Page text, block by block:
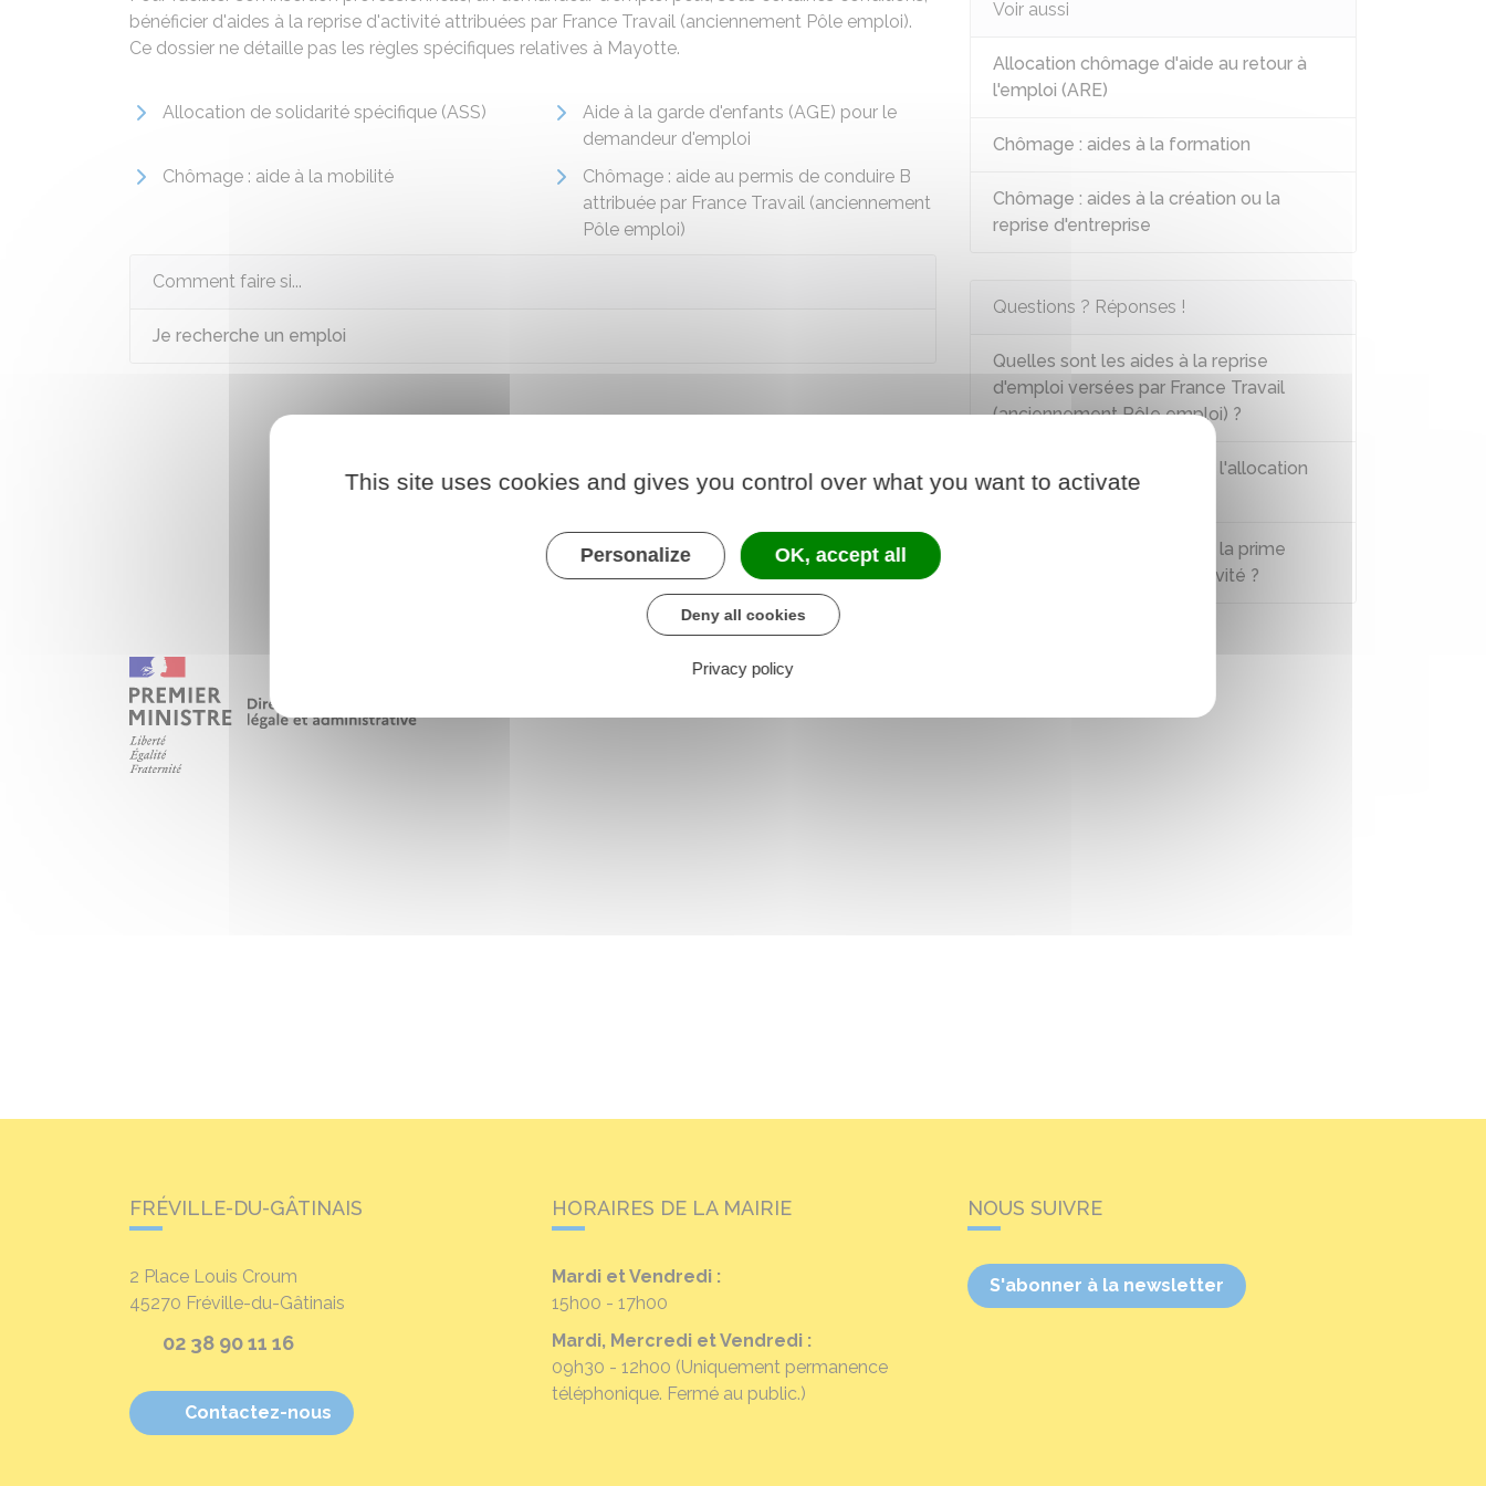
bénéficier d'aides à la reprise d'activité attribuées par France Travail (anciennement Pôle emploi).
Ce dossier ne détaille pas les règles spécifiques relatives à Mayotte.
Allocation de solidarité spécifique (ASS)
Aide à la garde d'enfants (AGE) pour le
demandeur d'emploi
Chômage : aide à la mobilité
Chômage : aide au permis de conduire B
attribuée par France Travail (anciennement
Pôle emploi)
Comment faire si...
Je recherche un emploi
Voir aussi
Allocation chômage d'aide au retour à
l'emploi (ARE)
Chômage : aides à la formation
Chômage : aides à la création ou la
reprise d'entreprise
Questions ? Réponses !
Quelles sont les aides à la reprise
d'emploi versées par France Travail
(anciennement Pôle emploi) ?
Peut-on encore demander l'allocation
équivalent retraite (AER) ?
Peut-on encore demander la prime
forfaitaire mensuelle d'activité ?
FRÉVILLE-DU-GÂTINAIS
2 Place Louis Croum
45270 Fréville-du-Gâtinais
02 38 90 11 16
Contactez-nous
HORAIRES DE LA MAIRIE
Mardi et Vendredi :
15h00 - 17h00
Mardi, Mercredi et Vendredi :
09h30 - 12h00 (Uniquement permanence
téléphonique. Fermé au public.)
NOUS SUIVRE
S'abonner à la newsletter
This site uses cookies and gives you control over what you want to activate
Personalize OK, accept all
Deny all cookies
Privacy policy